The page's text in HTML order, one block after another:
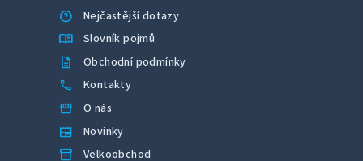
help
Nejčastější dotazy
menu_book Slovník pojmů
description Obchodní podmínky
call Kontakty
storefront O nás
newspaper Novinky
inventory_2 Velkoobchod